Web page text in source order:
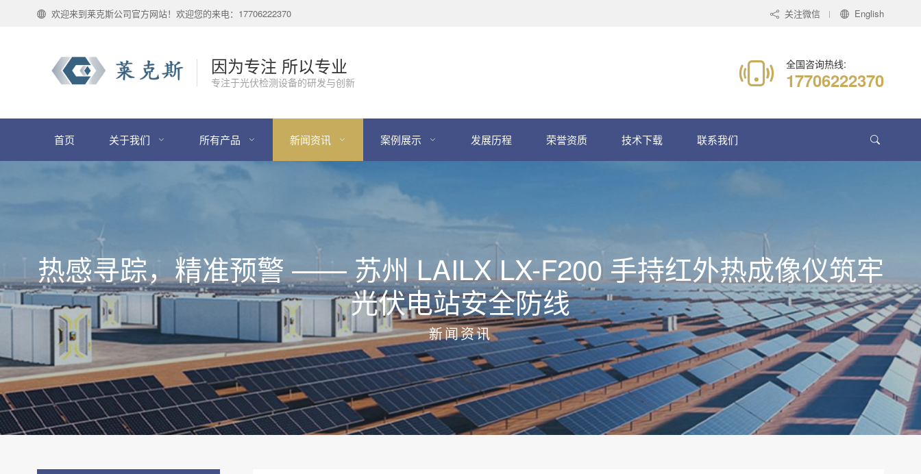
欢迎来到莱克斯公司官方网站！欢迎您的来电：17706222370 关注微信 English
因为专注 所以专业
专注于光伏检测设备的研发与创新
全国咨询热线:
17706222370
首页 关于我们 所有产品 新闻资讯 案例展示 发展历程 荣誉资质 技术下载 联系我们
热感寻踪，精准预警 —— 苏州 LAILX LX-F200 手持红外热成像仪筑牢
光伏电站安全防线
新闻资讯